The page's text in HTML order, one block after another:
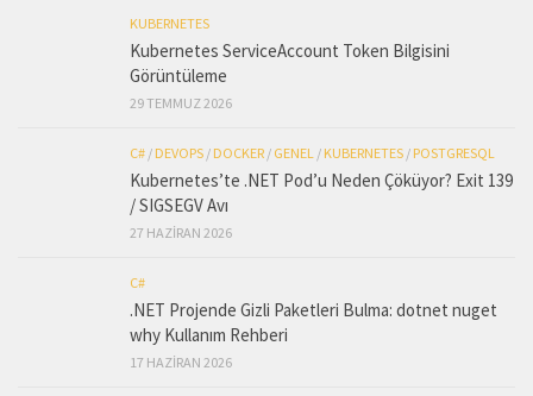
KUBERNETES
Kubernetes ServiceAccount Token Bilgisini
Görüntüleme
29 TEMMUZ 2026
C# / DEVOPS / DOCKER / GENEL / KUBERNETES / POSTGRESQL
Kubernetes’te .NET Pod’u Neden Çöküyor? Exit 139
/ SIGSEGV Avı
27 HAZIRAN 2026
C#
.NET Projende Gizli Paketleri Bulma: dotnet nuget
why Kullanım Rehberi
17 HAZIRAN 2026